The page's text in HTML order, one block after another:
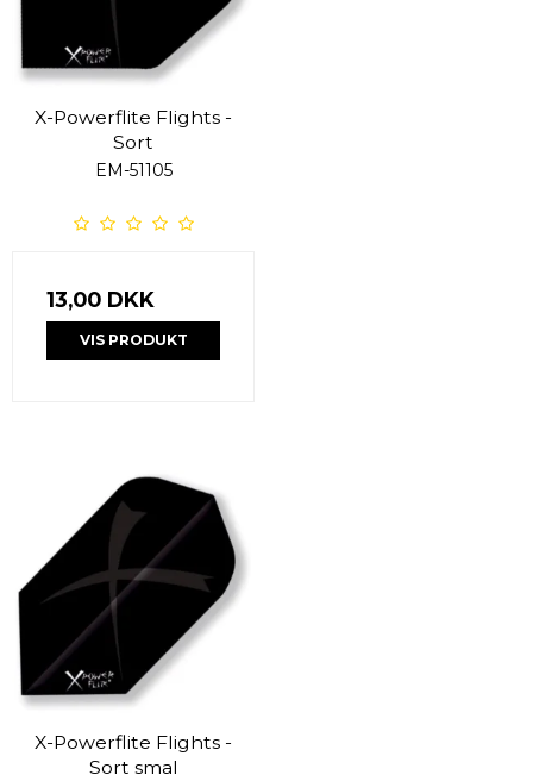
X-Powerflite Flights -
Sort
EM-51105
13,00 DKK
VIS PRODUKT
X-Powerflite Flights -
Sort smal